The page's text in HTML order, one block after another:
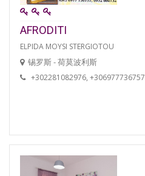
AFRODITI
ELPIDA MOYSI STERGIOTOU
锡罗斯 - 荷莫波利斯
+302281082976, +306977736757